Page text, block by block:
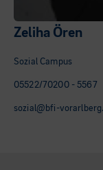
Zeliha Ören
Sozial Campus
05522/70200 - 5567
sozial@bfi-